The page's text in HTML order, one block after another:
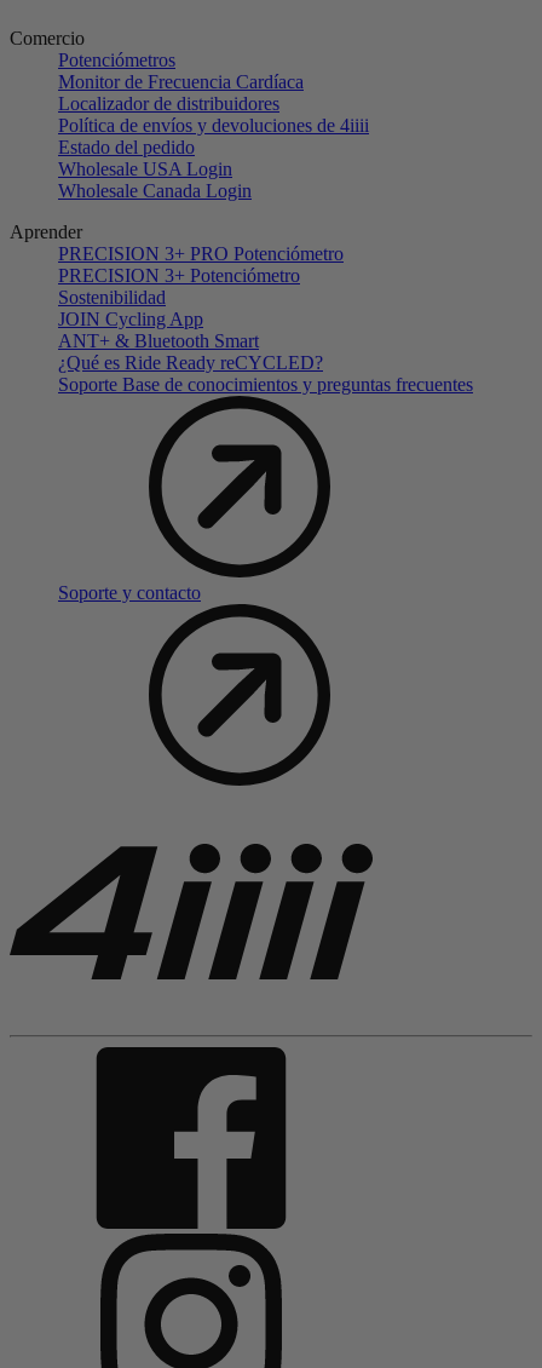
Comercio
Potenciómetros
Monitor de Frecuencia Cardíaca
Localizador de distribuidores
Política de envíos y devoluciones de 4iiii
Estado del pedido
Wholesale USA Login
Wholesale Canada Login
Aprender
PRECISION 3+ PRO Potenciómetro
PRECISION 3+ Potenciómetro
Sostenibilidad
JOIN Cycling App
ANT+ & Bluetooth Smart
¿Qué es Ride Ready reCYCLED?
Soporte Base de conocimientos y preguntas frecuentes
Soporte y contacto